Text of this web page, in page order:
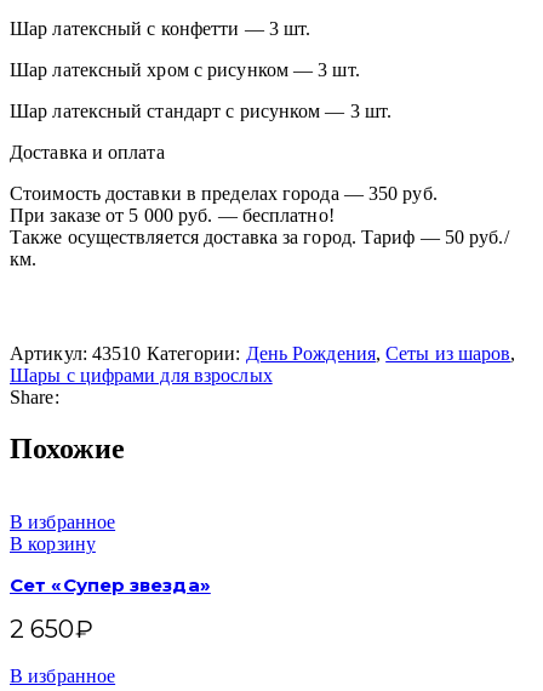
Шар латексный с конфетти — 3 шт.
Шар латексный хром с рисунком — 3 шт.
Шар латексный стандарт с рисунком — 3 шт.
Доставка и оплата
Стоимость доставки в пределах города — 350 руб.
При заказе от 5 000 руб. — бесплатно!
Также осуществляется доставка за город. Тариф — 50 руб./
км.
Артикул: 43510 Категории: День Рождения, Сеты из шаров,
Шары с цифрами для взрослых
Share:
Похожие
В избранное
В корзину
Сет «Супер звезда»
2 650₽
В избранное